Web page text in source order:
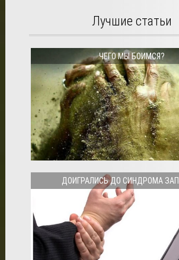
Лучшие статьи
ЧЕГО МЫ БОИМСЯ?
ДОИГРАЛИСЬ ДО СИНДРОМА